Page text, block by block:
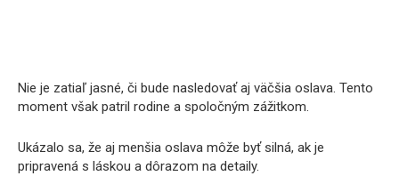
Nie je zatiaľ jasné, či bude nasledovať aj väčšia oslava. Tento
moment však patril rodine a spoločným zážitkom.
Ukázalo sa, že aj menšia oslava môže byť silná, ak je
pripravená s láskou a dôrazom na detaily.